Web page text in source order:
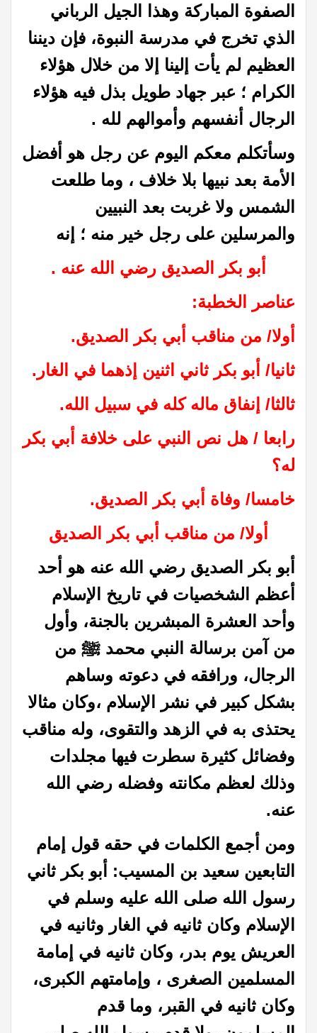
الصفوة المباركة وهذا الجيل الرباني
الذي تخرج في مدرسة النبوة، فإن ديننا
العظيم لم يأت إلينا إلا من خلال هؤلاء
الكرام ؛ عبر جهاد طويل بذل فيه هؤلاء
الرجال أنفسهم وأموالهم لله .
وسأتكلم معكم اليوم عن رجل هو أفضل
الأمة بعد نبيها بلا خلاف ، وما طلعت
الشمس ولا غربت بعد النبيين
والمرسلين على رجل خير منه ؛ إنه
أبو بكر الصديق رضي الله عنه .
عناصر الخطبة:
أولا/ من مناقب أبي بكر الصديق.
ثانيا/ أبو بكر ثاني اثنين إذهما في الغار.
ثالثا/ إنفاق ماله كله في سبيل الله.
رابعا / هل نص النبي على خلافة أبي بكر
له؟
خامسا/ وفاة أبي بكر الصديق.
أولا/ من مناقب أبي بكر الصديق
أبو بكر الصديق رضي الله عنه هو أحد
أعظم الشخصيات في تاريخ الإسلام
وأحد العشرة المبشرين بالجنة، وأول
من آمن برسالة النبي محمد ﷺ من
الرجال، ورافقه في دعوته وساهم
بشكل كبير في نشر الإسلام ،وكان مثالا
يحتذى به في الزهد والتقوى، وله مناقب
وفضائل كثيرة سطرت فيها مجلدات
وذلك لعظم مكانته وفضله رضي الله
عنه.
ومن أجمع الكلمات في حقه قول إمام
التابعين سعيد بن المسيب: أبو بكر ثاني
رسول الله صلى الله عليه وسلم في
الإسلام وكان ثانيه في الغار وثانيه في
العريش يوم بدر، وكان ثانيه في إمامة
المسلمين الصغرى ، وإمامتهم الكبرى،
وكان ثانيه في القبر، وما قدم